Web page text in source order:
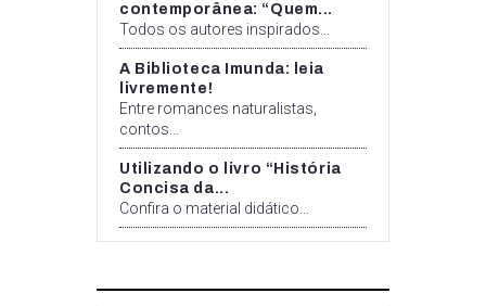
contemporânea: “Quem...
Todos os autores inspirados...
A Biblioteca Imunda: leia
livremente!
Entre romances naturalistas,
contos...
Utilizando o livro “História
Concisa da...
Confira o material didático...